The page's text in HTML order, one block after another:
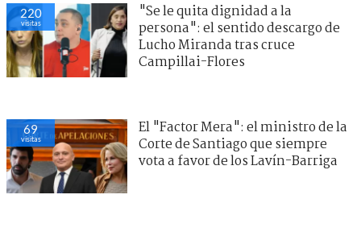
220
visitas
"Se le quita dignidad a la
persona": el sentido descargo de
Lucho Miranda tras cruce
Campillai-Flores
69
visitas
El "Factor Mera": el ministro de la
Corte de Santiago que siempre
vota a favor de los Lavín-Barriga